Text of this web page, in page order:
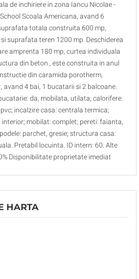
de inchiriere in zona Iancu Nicolae -
Scoala Americana, avand 6
totala construita 600 mp,
suprafata teren 1200 mp. Deschiderea
amprenta 180 mp, curtea individuala
din beton , este construita in anul
din caramida porotherm,
4 bai, 1 bucatarii si 2 balcoane.
da, mobilata, utilata; calorifere:
incalzire casa: centrala termica;
interior; mobilat: complet; pereti: faianta,
parchet, gresie; structura casa:
Pretabil locuinta. ID intern: 60. Alte
Disponibilitate proprietate imediat
HARTA